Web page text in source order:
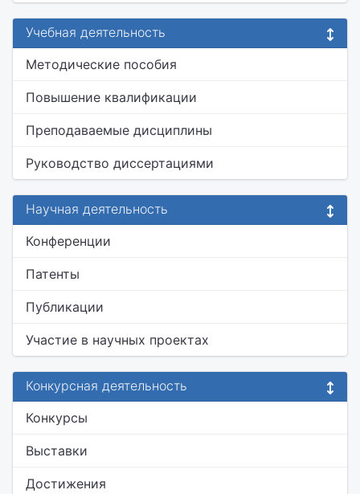
Учебная деятельность
Методические пособия
Повышение квалификации
Преподаваемые дисциплины
Руководство диссертациями
Научная деятельность
Конференции
Патенты
Публикации
Участие в научных проектах
Конкурсная деятельность
Конкурсы
Выставки
Достижения